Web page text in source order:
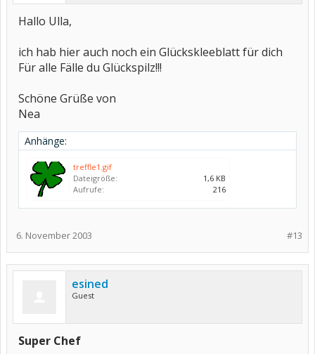
Hallo Ulla,
ich hab hier auch noch ein Glückskleeblatt für dich
Für alle Fälle du Glückspilz!!!
Schöne Grüße von
Nea
Anhänge:
treffle1.gif
Dateigröße:
1,6 KB
Aufrufe:
216
#13
6. November 2003
esined
Guest
Super Chef